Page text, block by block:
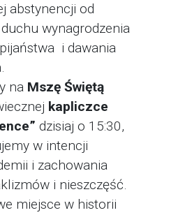
abstynencji od
wynagrodzenia
i dawania
na Mszę Świętą
kapliczce
dzisiaj o 15:30,
w intencji
i zachowania
i nieszczęść.
miejsce w historii